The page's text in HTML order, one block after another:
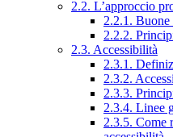
2.2. L’approccio
2.2.1. Buone
2.2.2.
2.3. Accessibilità
2.3.1.
2.3.2.
2.3.3.
2.3.4. Linee
2.3.5. Come